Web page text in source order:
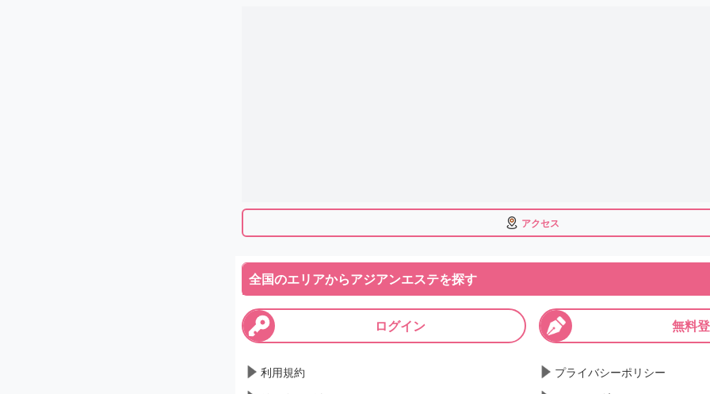
アクセス
全国のエリアからアジアンエステを探す
ログイン 無料
利用規約
プライバシーポリシー